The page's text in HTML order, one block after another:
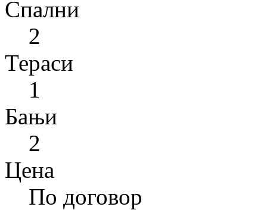
Спални
2
Тераси
1
Бањи
2
Цена
По договор